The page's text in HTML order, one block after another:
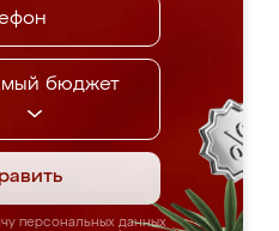
бюджет
персональных данных